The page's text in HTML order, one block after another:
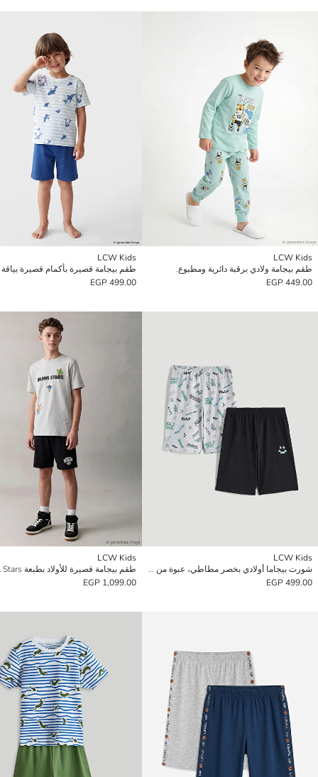
LCW Kids
طقم بيجامة ولادي برقبة دائرية ومطبوع.
449.00 EGP
LCW Kids
499.00 EGP
LCW Kids
شورت بيجاما أولادي بخصر مطاطي، عبوة من 2 قطعة
499.00 EGP
LCW Kids
طقم بيجامة قصيرة للأولاد بطبعة Brawl Stars
1,099.00 EGP